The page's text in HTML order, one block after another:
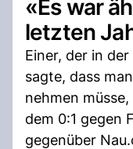
«Es war
letzten
Einer, der in
sagte, dass
nehmen müsse,
dem 0:1 gegen
gegenüber